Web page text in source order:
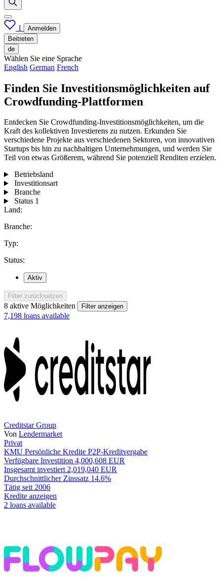
1
Anmelden
Beitreten
de
Wählen Sie eine Sprache
English German French
Finden Sie Investitionsmöglichkeiten auf
Crowdfunding-Plattformen
Entdecken Sie Crowdfunding-Investitionsmöglichkeiten, um die
Kraft des kollektiven Investierens zu nutzen. Erkunden Sie
verschiedene Projekte aus verschiedenen Sektoren, von innovativen
Startups bis hin zu nachhaltigen Unternehmungen, und werden Sie
Teil von etwas Größerem, während Sie potenziell Renditen erzielen.
Betriebsland
Investitionsart
Branche
Status 1
Land:
Branche:
Typ:
Status:
Aktiv
Filter zurücksetzen
8 aktive Möglichkeiten Filter anzeigen
7,198 loans available
Creditstar Group
Von Lendermarket
Privat
KMU Persönliche Kredite P2P-Kreditvergabe
Verfügbare Investition 4,000,608 EUR
Insgesamt investiert 2,019,040 EUR
Durchschnittlicher Zinssatz 14.6%
Tätig seit 2006
Kredite anzeigen
2 loans available